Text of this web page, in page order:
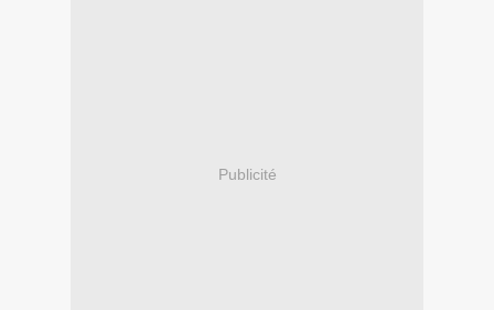
Publicité